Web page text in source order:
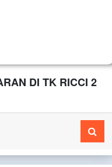
DI TK RICCI 2